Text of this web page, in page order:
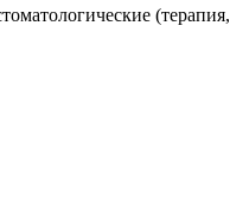
(терапия,